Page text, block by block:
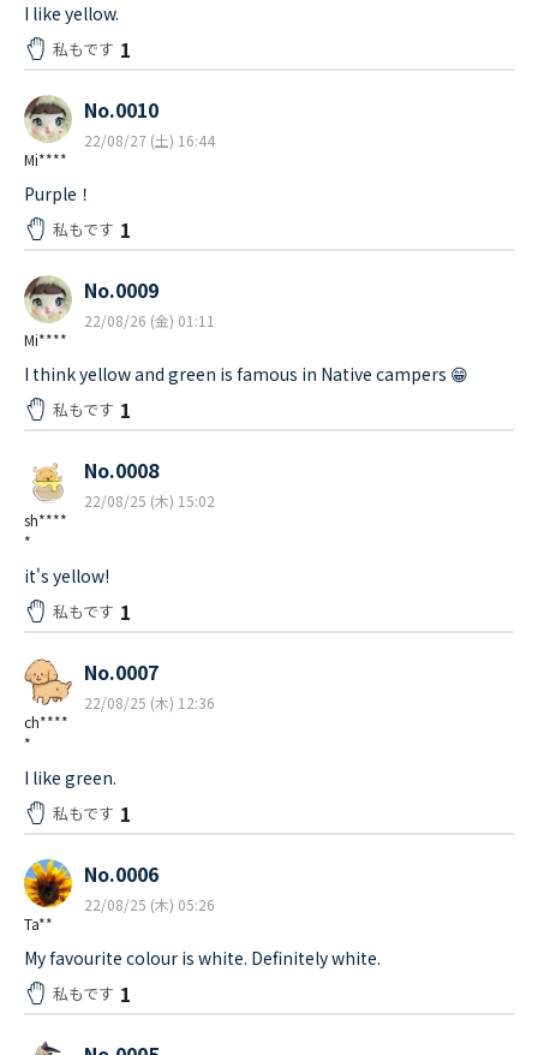
I like yellow.
私もです 1
Mi****
No.0010
22/08/27 (土) 16:44
Purple！
私もです 1
Mi****
No.0009
22/08/26 (金) 01:11
I think yellow and green is famous in Native campers 😁
私もです 1
sh****
*
No.0008
22/08/25 (木) 15:02
it's yellow!
私もです 1
ch****
*
No.0007
22/08/25 (木) 12:36
I like green.
私もです 1
Ta**
No.0006
22/08/25 (木) 05:26
My favourite colour is white. Definitely white.
私もです 1